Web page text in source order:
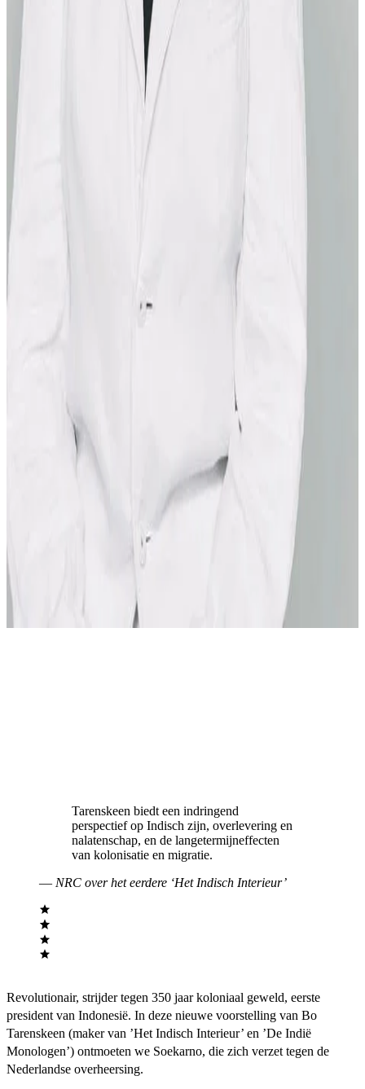
Tarenskeen biedt een indringend
perspectief op Indisch zijn, overlevering en
nalatenschap, en de langetermijneffecten
van kolonisatie en migratie.
— NRC over het eerdere ‘Het Indisch Interieur’
Revolutionair, strijder tegen 350 jaar koloniaal geweld, eerste
president van Indonesië. In deze nieuwe voorstelling van Bo
Tarenskeen (maker van ’Het Indisch Interieur’ en ’De Indië
Monologen’) ontmoeten we Soekarno, die zich verzet tegen de
Nederlandse overheersing.